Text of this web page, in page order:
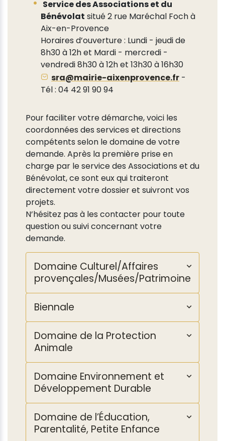
Service des Associations et du
Bénévolat situé 2 rue Maréchal Foch à
Aix-en-Provence
Horaires d’ouverture : Lundi - jeudi de
8h30 à 12h et Mardi - mercredi -
vendredi 8h30 à 12h et 13h30 à 16h30
sra@mairie-aixenprovence.fr -
Tél : 04 42 91 90 94
Pour faciliter votre démarche, voici les
coordonnées des services et directions
compétents selon le domaine de votre
demande. Après la première prise en
charge par le service des Associations et du
Bénévolat, ce sont eux qui traiteront
directement votre dossier et suivront vos
projets.
N’hésitez pas à les contacter pour toute
question ou suivi concernant votre
demande.
Domaine Culturel/Affaires
provençales/Musées/Patrimoine
Biennale
Domaine de la Protection
Animale
Domaine Environnement et
Développement Durable
Domaine de l’Éducation,
Parentalité, Petite Enfance